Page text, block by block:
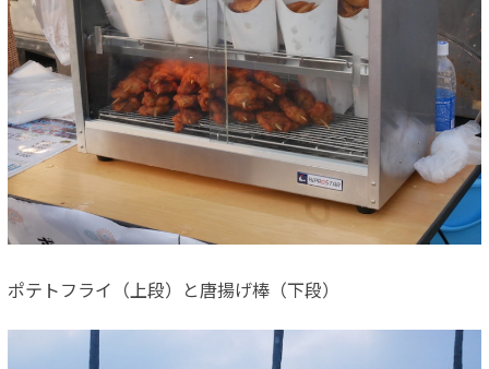
ポテトフライ（上段）と唐揚げ棒（下段）